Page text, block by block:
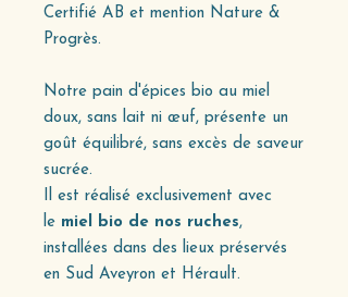
Certifié AB et mention Nature &
Progrès.
Notre pain d'épices bio au miel
doux, sans lait ni œuf, présente un
goût équilibré, sans excès de saveur
sucrée.
Il est réalisé exclusivement avec
le miel bio de nos ruches,
installées dans des lieux préservés
en Sud Aveyron et Hérault.